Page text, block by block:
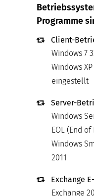
Programme
Client-
Windows 7
Windows
eingestellt
Server-
Windows
EOL (End of
Windows
2011
Exchange
Exchange